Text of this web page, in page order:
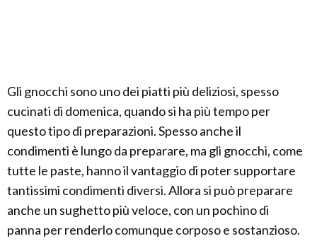
Gli gnocchi sono uno dei piatti più deliziosi, spesso
cucinati di domenica, quando si ha più tempo per
questo tipo di preparazioni. Spesso anche il
condimenti è lungo da preparare, ma gli gnocchi, come
tutte le paste, hanno il vantaggio di poter supportare
tantissimi condimenti diversi. Allora si può preparare
anche un sughetto più veloce, con un pochino di
panna per renderlo comunque corposo e sostanzioso.